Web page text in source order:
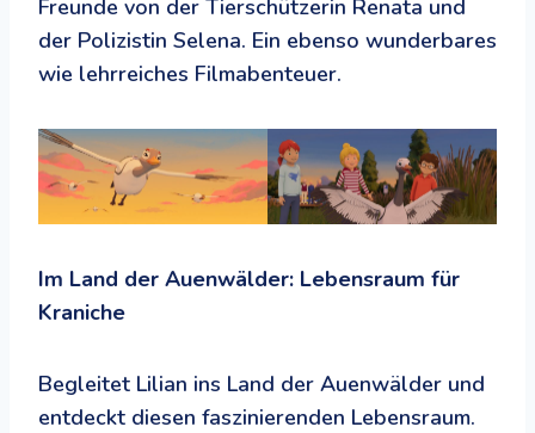
Freunde von der Tierschützerin Renata und
der Polizistin Selena. Ein ebenso wunderbares
wie lehrreiches Filmabenteuer.
Im Land der Auenwälder: Lebensraum für
Kraniche
Begleitet Lilian ins Land der Auenwälder und
entdeckt diesen faszinierenden Lebensraum.